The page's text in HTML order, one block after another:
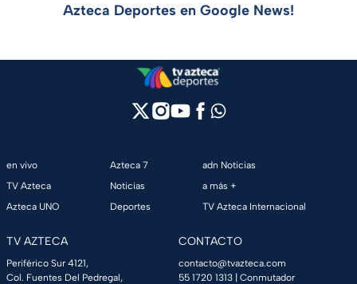
Azteca Deportes en Google News!
en vivo
TV Azteca
Azteca UNO
Azteca 7
Noticias
Deportes
adn Noticias
a más +
TV Azteca Internacional
TV AZTECA
Periférico Sur 4121,
Col. Fuentes Del Pedregal,
CONTACTO
contacto@tvazteca.com
55 1720 1313 | Conmutador